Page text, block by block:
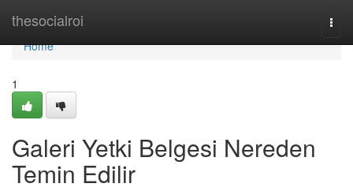
thesocialroi
Home
Home
1
Galeri Yetki Belgesi Nereden
Temin Edilir